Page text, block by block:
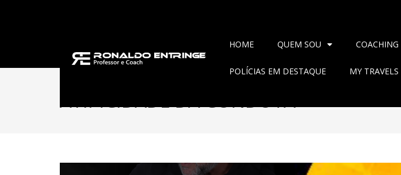
HOME QUEM SOU COACHING
POLÍCIAS EM DESTAQUE MY TRAVELS
ATIPICIDADE DA CONDUTA